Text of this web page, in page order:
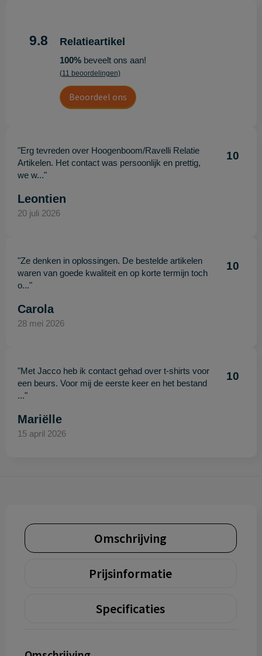
9.8 Relatieartikel
100%beveelt ons aan!
(11 beoordelingen)
Beoordeel ons
"Erg tevreden over Hoogenboom/Ravelli Relatie
Artikelen. Het contact was persoonlijk en prettig,
we w..."
10
Leontien
20 juli 2026
"Ze denken in oplossingen. De bestelde artikelen
waren van goede kwaliteit en op korte termijn toch
o..."
10
Carola
28 mei 2026
"Met Jacco heb ik contact gehad over t-shirts voor
een beurs. Voor mij de eerste keer en het bestand
..."
10
Mariëlle
15 april 2026
Omschrijving
Prijsinformatie
Specificaties